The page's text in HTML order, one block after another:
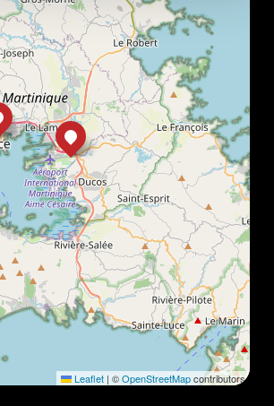
Leaflet | ©OpenStreetMapcontributors